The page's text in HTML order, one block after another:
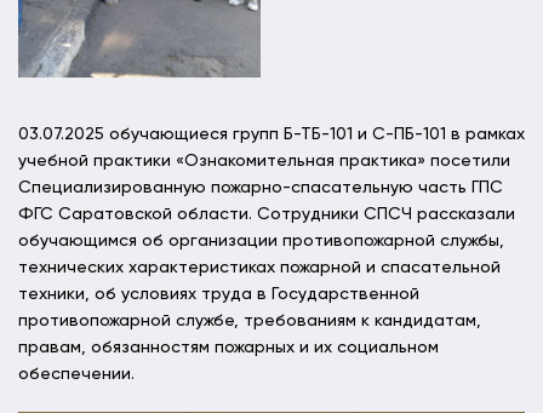
03.07.2025 обучающиеся групп Б-ТБ-101 и С-ПБ-101 в рамках
учебной практики «Ознакомительная практика» посетили
Специализированную пожарно-спасательную часть ГПС
ФГС Саратовской области. Сотрудники СПСЧ рассказали
обучающимся об организации противопожарной службы,
технических характеристиках пожарной и спасательной
техники, об условиях труда в Государственной
противопожарной службе, требованиям к кандидатам,
правам, обязанностям пожарных и их социальном
обеспечении.